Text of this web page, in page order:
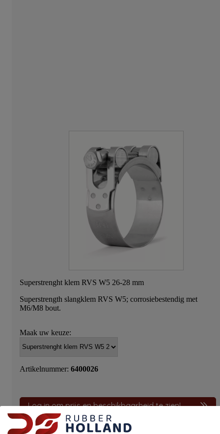
Superstrenght klem RVS W5 26-28 mm
Superstrength slangklem RVS W5; corrosiebestendig met
M6/M8 bout.
Maak uw keuze:
Artikelnummer: 6400026
Log in om prijs en beschikbaarheid te zien!